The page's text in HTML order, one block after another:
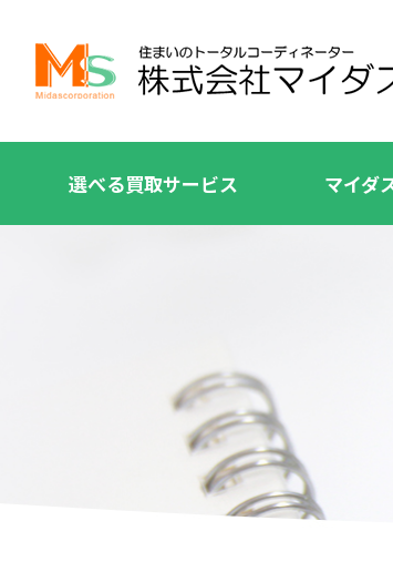
選べる買取サービス マイダ